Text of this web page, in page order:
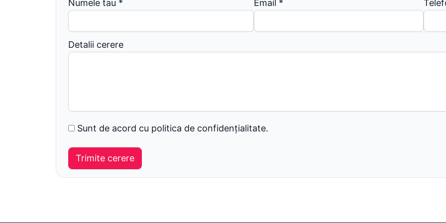
Numele tau * Email *
Detalii cerere
Sunt de acord cu politica de confidențialitate.